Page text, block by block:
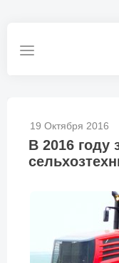
19 Октября 2016
В 2016 году